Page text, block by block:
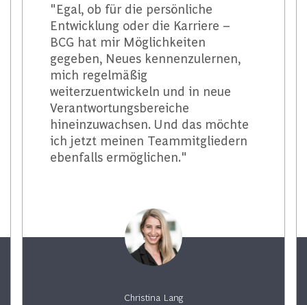
"Egal, ob für die persönliche
Entwicklung oder die Karriere –
BCG hat mir Möglichkeiten
gegeben, Neues kennenzulernen,
mich regelmäßig
weiterzuentwickeln und in neue
Verantwortungsbereiche
hineinzuwachsen. Und das möchte
ich jetzt meinen Teammitgliedern
ebenfalls ermöglichen."
Christina Lang